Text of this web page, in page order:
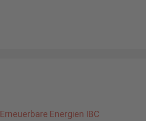
Erneuerbare Energien IBC